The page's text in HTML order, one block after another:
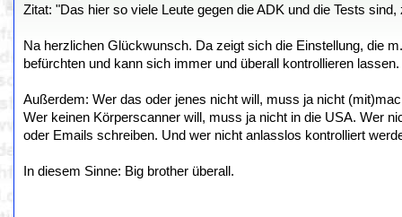
Zitat: "Das hier so viele Leute gegen die ADK und die Tests
Na herzlichen Glückwunsch. Da zeigt sich die Einstellung, die
befürchten und kann sich immer und überall kontrollieren
Außerdem: Wer das oder jenes nicht will, muss ja nicht
Wer keinen Körperscanner will, muss ja nicht in die USA. Wer
oder Emails schreiben. Und wer nicht anlasslos kontrolliert
In diesem Sinne: Big brother überall.